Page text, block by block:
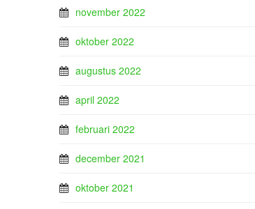
november 2022
oktober 2022
augustus 2022
april 2022
februari 2022
december 2021
oktober 2021